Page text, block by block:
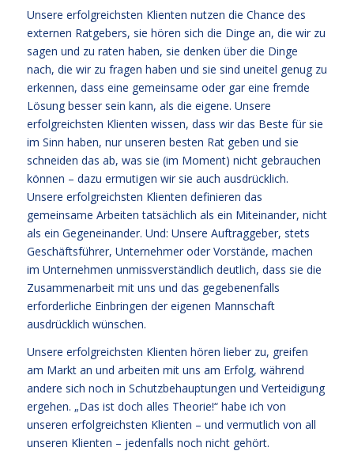
Unsere erfolgreichsten Klienten nutzen die Chance des
externen Ratgebers, sie hören sich die Dinge an, die wir zu
sagen und zu raten haben, sie denken über die Dinge
nach, die wir zu fragen haben und sie sind uneitel genug zu
erkennen, dass eine gemeinsame oder gar eine fremde
Lösung besser sein kann, als die eigene. Unsere
erfolgreichsten Klienten wissen, dass wir das Beste für sie
im Sinn haben, nur unseren besten Rat geben und sie
schneiden das ab, was sie (im Moment) nicht gebrauchen
können – dazu ermutigen wir sie auch ausdrücklich.
Unsere erfolgreichsten Klienten definieren das
gemeinsame Arbeiten tatsächlich als ein Miteinander, nicht
als ein Gegeneinander. Und: Unsere Auftraggeber, stets
Geschäftsführer, Unternehmer oder Vorstände, machen
im Unternehmen unmissverständlich deutlich, dass sie die
Zusammenarbeit mit uns und das gegebenenfalls
erforderliche Einbringen der eigenen Mannschaft
ausdrücklich wünschen.
Unsere erfolgreichsten Klienten hören lieber zu, greifen
am Markt an und arbeiten mit uns am Erfolg, während
andere sich noch in Schutzbehauptungen und Verteidigung
ergehen. „Das ist doch alles Theorie!“ habe ich von
unseren erfolgreichsten Klienten – und vermutlich von all
unseren Klienten – jedenfalls noch nicht gehört.